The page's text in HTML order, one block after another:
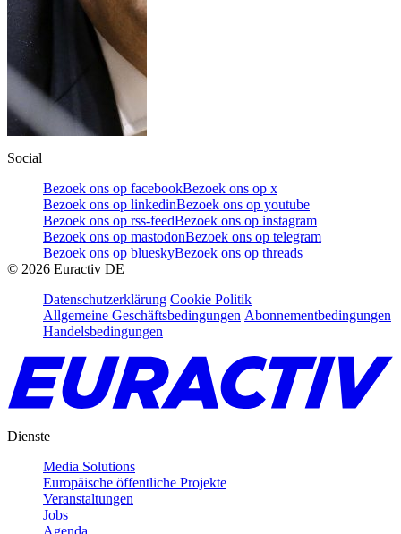
Social
Bezoek ons op facebookBezoek ons op x
Bezoek ons op linkedinBezoek ons op youtube
Bezoek ons op rss-feedBezoek ons op instagram
Bezoek ons op mastodonBezoek ons op telegram
Bezoek ons op blueskyBezoek ons op threads
© 2026 Euractiv DE
Datenschutzerklärung Cookie Politik
Allgemeine Geschäftsbedingungen Abonnementbedingungen
Handelsbedingungen
Dienste
Media Solutions
Europäische öffentliche Projekte
Veranstaltungen
Jobs